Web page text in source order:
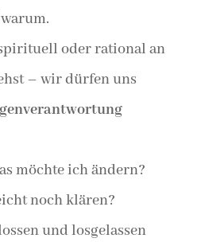
oder rational an
– wir dürfen uns
möchte ich ändern?
noch klären?
und losgelassen